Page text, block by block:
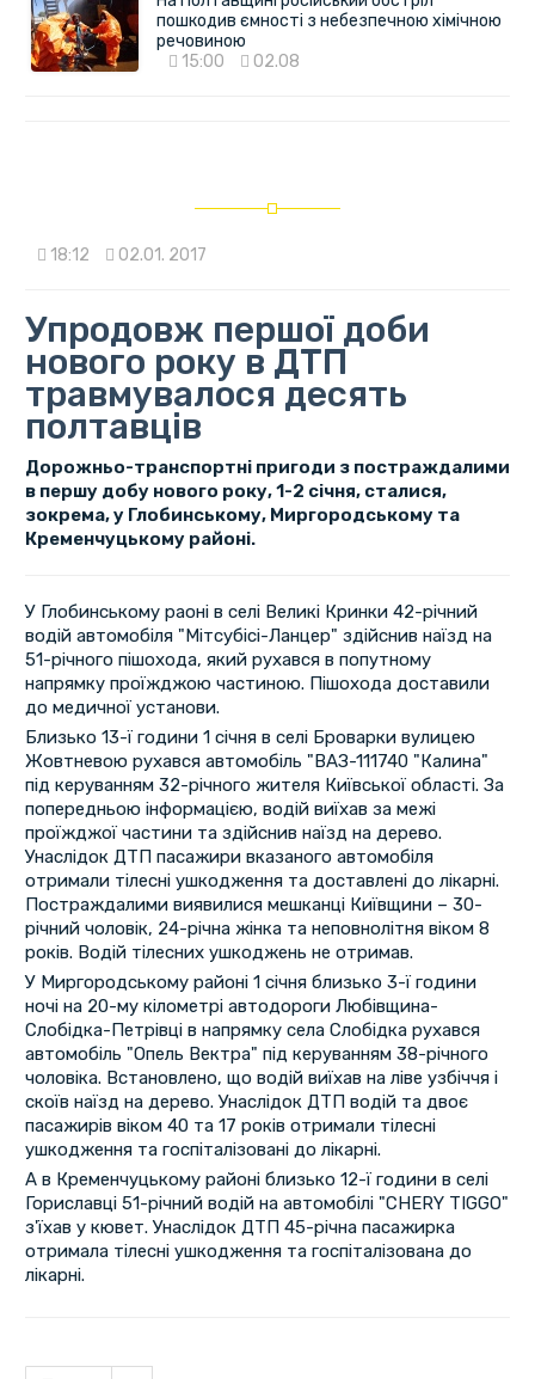
пошкодив ємності з небезпечною хімічною
речовиною
15:00
02.08
18:12 02.01. 2017
Упродовж першої доби
нового року в ДТП
травмувалося десять
полтавців
Дорожньо-транспортні пригоди з постраждалими
в першу добу нового року, 1-2 січня, сталися,
зокрема, у Глобинському, Миргородському та
Кременчуцькому районі.
У Глобинському раоні в селі Великі Кринки 42-річний
водій автомобіля "Мітсубісі-Ланцер" здійснив наїзд на
51-річного пішохода, який рухався в попутному
напрямку проїжджою частиною. Пішохода доставили
до медичної установи.
Близько 13-ї години 1 січня в селі Броварки вулицею
Жовтневою рухався автомобіль "ВАЗ-111740 "Калина"
під керуванням 32-річного жителя Київської області. За
попередньою інформацією, водій виїхав за межі
проїжджої частини та здійснив наїзд на дерево.
Унаслідок ДТП пасажири вказаного автомобіля
отримали тілесні ушкодження та доставлені до лікарні.
Постраждалими виявилися мешканці Київщини – 30-
річний чоловік, 24-річна жінка та неповнолітня віком 8
років. Водій тілесних ушкоджень не отримав.
У Миргородському районі 1 січня близько 3-ї години
ночі на 20-му кілометрі автодороги Любівщина-
Слобідка-Петрівці в напрямку села Слобідка рухався
автомобіль "Опель Вектра" під керуванням 38-річного
чоловіка. Встановлено, що водій виїхав на ліве узбіччя і
скоїв наїзд на дерево. Унаслідок ДТП водій та двоє
пасажирів віком 40 та 17 років отримали тілесні
ушкодження та госпіталізовані до лікарні.
А в Кременчуцькому районі близько 12-ї години в селі
Гориславці 51-річний водій на автомобілі "CHERY TIGGO"
з'їхав у кювет. Унаслідок ДТП 45-річна пасажирка
отримала тілесні ушкодження та госпіталізована до
лікарні.